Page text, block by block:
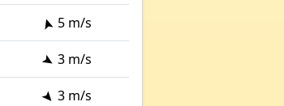
5 m/s
3 m/s
3 m/s